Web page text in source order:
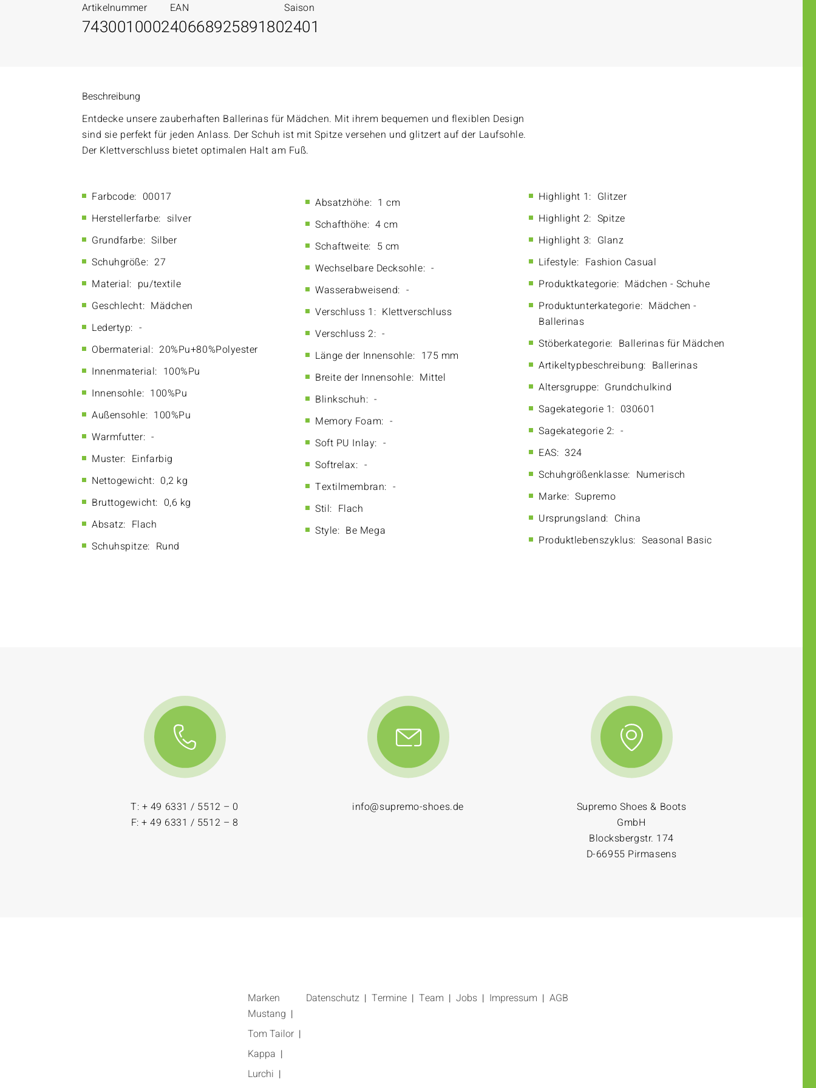
Artikelnummer
7430010002
EAN
4066892589180
Saison
2401
Beschreibung
Entdecke unsere zauberhaften Ballerinas für Mädchen. Mit ihrem bequemen und flexiblen Design
sind sie perfekt für jeden Anlass. Der Schuh ist mit Spitze versehen und glitzert auf der Laufsohle.
Der Klettverschluss bietet optimalen Halt am Fuß.
Farbcode: 00017
Herstellerfarbe: silver
Grundfarbe: Silber
Schuhgröße: 27
Material: pu/textile
Geschlecht: Mädchen
Ledertyp: -
Obermaterial: 20%Pu+80%Polyester
Innenmaterial: 100%Pu
Innensohle: 100%Pu
Außensohle: 100%Pu
Warmfutter: -
Muster: Einfarbig
Nettogewicht: 0,2 kg
Bruttogewicht: 0,6 kg
Absatz: Flach
Schuhspitze: Rund
Absatzhöhe: 1 cm
Schafthöhe: 4 cm
Schaftweite: 5 cm
Wechselbare Decksohle: -
Wasserabweisend: -
Verschluss 1: Klettverschluss
Verschluss 2: -
Länge der Innensohle: 175 mm
Breite der Innensohle: Mittel
Blinkschuh: -
Memory Foam: -
Soft PU Inlay: -
Softrelax: -
Textilmembran: -
Stil: Flach
Style: Be Mega
Highlight 1: Glitzer
Highlight 2: Spitze
Highlight 3: Glanz
Lifestyle: Fashion Casual
Produktkategorie: Mädchen - Schuhe
Produktunterkategorie: Mädchen -
Ballerinas
Stöberkategorie: Ballerinas für Mädchen
Artikeltypbeschreibung: Ballerinas
Altersgruppe: Grundchulkind
Sagekategorie 1: 030601
Sagekategorie 2: -
EAS: 324
Schuhgrößenklasse: Numerisch
Marke: Supremo
Ursprungsland: China
Produktlebenszyklus: Seasonal Basic
T: + 49 6331 / 5512 – 0
F: + 49 6331 / 5512 – 8
info@supremo-shoes.de
Supremo Shoes & Boots
GmbH
Blocksbergstr. 174
D-66955 Pirmasens
Marken
Mustang
Tom Tailor
Kappa
Lurchi
Datenschutz Termine Team Jobs Impressum AGB